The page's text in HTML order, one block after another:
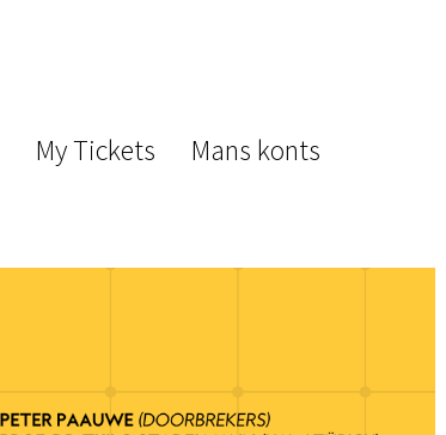
My Tickets Mans konts